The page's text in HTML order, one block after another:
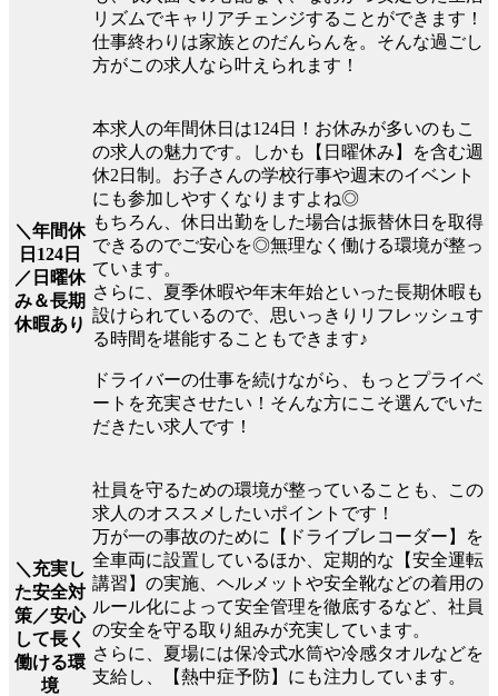
リズムでキャリアチェンジすることができます！
仕事終わりは家族とのだんらんを。そんな過ごし
方がこの求人なら叶えられます！
＼年間休
日124日
／日曜休
み＆長期
休暇あり
本求人の年間休日は124日！お休みが多いのもこ
の求人の魅力です。しかも【日曜休み】を含む週
休2日制。お子さんの学校行事や週末のイベント
にも参加しやすくなりますよね◎
もちろん、休日出勤をした場合は振替休日を取得
できるのでご安心を◎無理なく働ける環境が整っ
ています。
さらに、夏季休暇や年末年始といった長期休暇も
設けられているので、思いっきりリフレッシュす
る時間を堪能することもできます♪
ドライバーの仕事を続けながら、もっとプライベ
ートを充実させたい！そんな方にこそ選んでいた
だきたい求人です！
＼充実し
た安全対
策／安心
して長く
働ける環
境
社員を守るための環境が整っていることも、この
求人のオススメしたいポイントです！
万が一の事故のために【ドライブレコーダー】を
全車両に設置しているほか、定期的な【安全運転
講習】の実施、ヘルメットや安全靴などの着用の
ルール化によって安全管理を徹底するなど、社員
の安全を守る取り組みが充実しています。
さらに、夏場には保冷式水筒や冷感タオルなどを
支給し、【熱中症予防】にも注力しています。